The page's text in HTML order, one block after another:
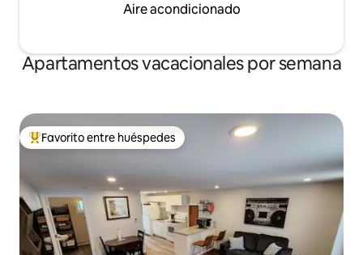
Aire acondicionado
Apartamentos vacacionales por semana
Favorito entre huéspedes preferido
Favorito entre huéspedes